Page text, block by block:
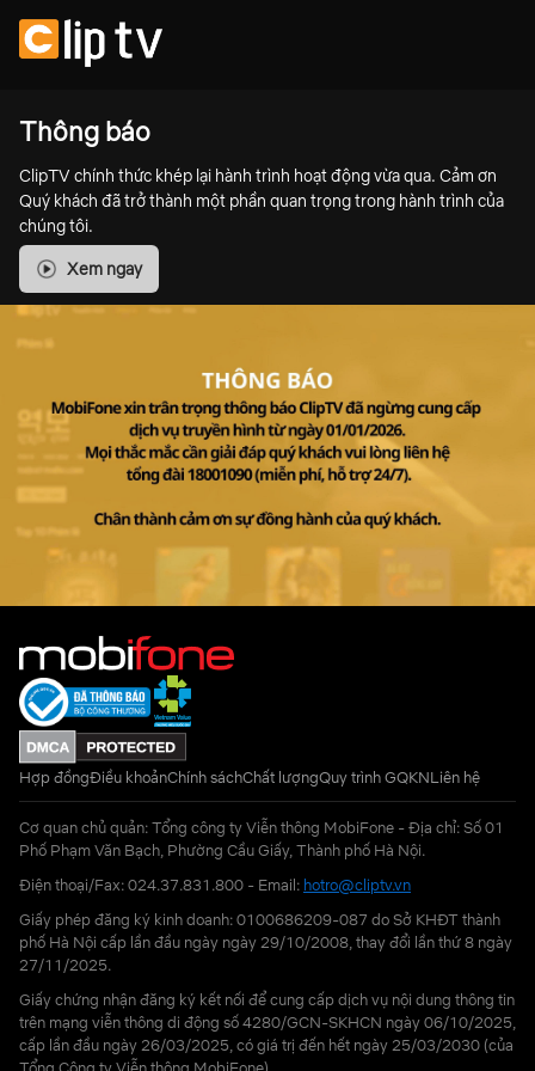
Thông báo
ClipTV chính thức khép lại hành trình hoạt động vừa qua. Cảm ơn
Quý khách đã trở thành một phần quan trọng trong hành trình của
chúng tôi.
Xem ngay
Hợp đồngĐiều khoảnChính sáchChất lượngQuy trình GQKNLiên hệ
Cơ quan chủ quản: Tổng công ty Viễn thông MobiFone - Địa chỉ: Số 01
Phố Phạm Văn Bạch, Phường Cầu Giấy, Thành phố Hà Nội.
Điện thoại/Fax: 024.37.831.800 - Email: hotro@cliptv.vn
Giấy phép đăng ký kinh doanh: 0100686209-087 do Sở KHĐT thành
phố Hà Nội cấp lần đầu ngày ngày 29/10/2008, thay đổi lần thứ 8 ngày
27/11/2025.
Giấy chứng nhận đăng ký kết nối để cung cấp dịch vụ nội dung thông tin
trên mạng viễn thông di động số 4280/GCN-SKHCN ngày 06/10/2025,
cấp lần đầu ngày 26/03/2025, có giá trị đến hết ngày 25/03/2030 (của